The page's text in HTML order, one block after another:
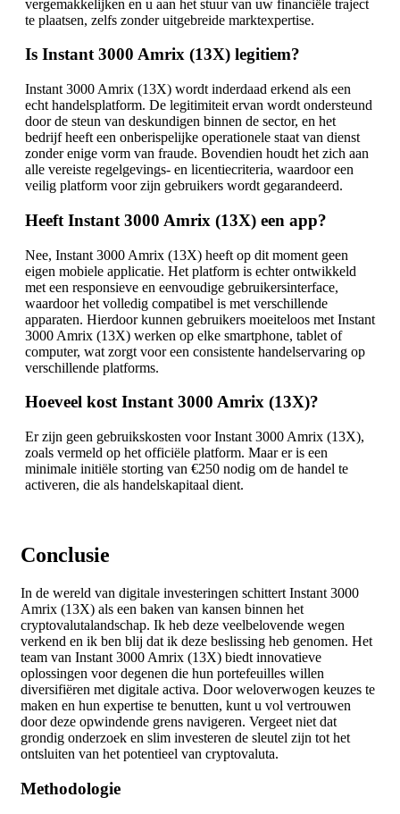
vergemakkelijken en u aan het stuur van uw financiële traject
te plaatsen, zelfs zonder uitgebreide marktexpertise.
Is Instant 3000 Amrix (13X) legitiem?
Instant 3000 Amrix (13X) wordt inderdaad erkend als een
echt handelsplatform. De legitimiteit ervan wordt ondersteund
door de steun van deskundigen binnen de sector, en het
bedrijf heeft een onberispelijke operationele staat van dienst
zonder enige vorm van fraude. Bovendien houdt het zich aan
alle vereiste regelgevings- en licentiecriteria, waardoor een
veilig platform voor zijn gebruikers wordt gegarandeerd.
Heeft Instant 3000 Amrix (13X) een app?
Nee, Instant 3000 Amrix (13X) heeft op dit moment geen
eigen mobiele applicatie. Het platform is echter ontwikkeld
met een responsieve en eenvoudige gebruikersinterface,
waardoor het volledig compatibel is met verschillende
apparaten. Hierdoor kunnen gebruikers moeiteloos met Instant
3000 Amrix (13X) werken op elke smartphone, tablet of
computer, wat zorgt voor een consistente handelservaring op
verschillende platforms.
Hoeveel kost Instant 3000 Amrix (13X)?
Er zijn geen gebruikskosten voor Instant 3000 Amrix (13X),
zoals vermeld op het officiële platform. Maar er is een
minimale initiële storting van €250 nodig om de handel te
activeren, die als handelskapitaal dient.
Conclusie
In de wereld van digitale investeringen schittert Instant 3000
Amrix (13X) als een baken van kansen binnen het
cryptovalutalandschap. Ik heb deze veelbelovende wegen
verkend en ik ben blij dat ik deze beslissing heb genomen. Het
team van Instant 3000 Amrix (13X) biedt innovatieve
oplossingen voor degenen die hun portefeuilles willen
diversifiëren met digitale activa. Door weloverwogen keuzes te
maken en hun expertise te benutten, kunt u vol vertrouwen
door deze opwindende grens navigeren. Vergeet niet dat
grondig onderzoek en slim investeren de sleutel zijn tot het
ontsluiten van het potentieel van cryptovaluta.
Methodologie